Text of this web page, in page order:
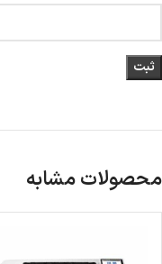
محصولات مشابه